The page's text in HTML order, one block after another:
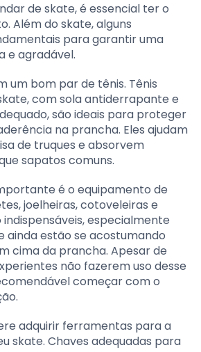
de skate, é essencial ter o
Além do skate, alguns
para garantir uma
e agradável.
um bom par de tênis. Tênis
com sola antiderrapante e
são ideais para proteger
na prancha. Eles ajudam
de truques e absorvem
sapatos comuns.
é o equipamento de
joelheiras, cotoveleiras e
indispensáveis, especialmente
ainda estão se acostumando
cima da prancha. Apesar de
não fazerem uso desse
começar com o
adquirir ferramentas para a
skate. Chaves adequadas para